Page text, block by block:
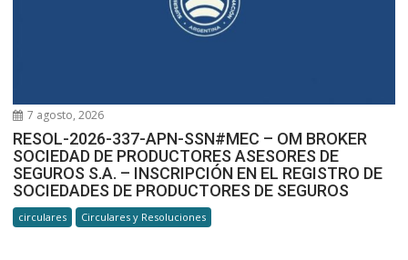
7 agosto, 2026
RESOL-2026-337-APN-SSN#MEC – OM BROKER
SOCIEDAD DE PRODUCTORES ASESORES DE
SEGUROS S.A. – INSCRIPCIÓN EN EL REGISTRO DE
SOCIEDADES DE PRODUCTORES DE SEGUROS
circulares Circulares y Resoluciones